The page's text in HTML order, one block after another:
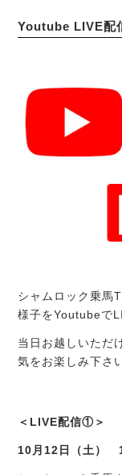
Youtube LIVE配
シャムロック乗馬
様子をYoutubeで
当日お越しいただ
気をお楽しみ下さ
＜LIVE配信①＞
10月12日（土）